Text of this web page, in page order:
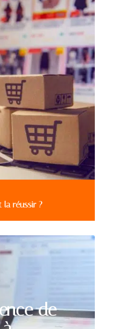
la réussir ?
de